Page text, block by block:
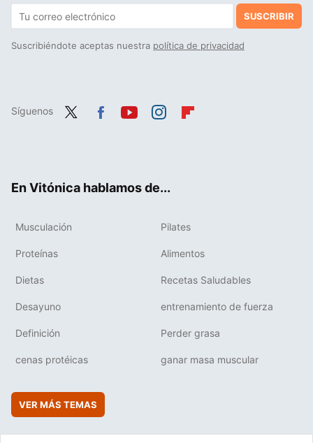
SUSCRIBIR
Suscribiéndote aceptas nuestra política de privacidad
Síguenos
En Vitónica hablamos de...
Musculación Pilates
Proteínas Alimentos
Dietas Recetas Saludables
Desayuno entrenamiento de fuerza
Definición Perder grasa
cenas protéicas ganar masa muscular
VER MÁS TEMAS